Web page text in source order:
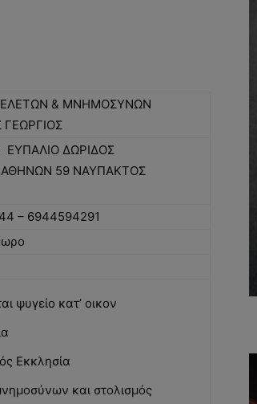
& ΜΝΗΜΟΣΥΝΩΝ
ΕΥΠΑΛΙΟ ΔΩΡΙΔΟΣ
59 ΝΑΥΠΑΚΤΟΣ
– 6944594291
ψυγείο κατ’ οικον
Εκκλησία
και στολισμός